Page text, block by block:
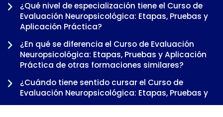
¿Qué nivel de especialización tiene el Curso de
Evaluación Neuropsicológica: Etapas, Pruebas y
Aplicación Práctica?
¿En qué se diferencia el Curso de Evaluación
Neuropsicológica: Etapas, Pruebas y Aplicación
Práctica de otras formaciones similares?
¿Cuándo tiene sentido cursar el Curso de
Evaluación Neuropsicológica: Etapas, Pruebas y
Aplicación Práctica dentro de una trayectoria